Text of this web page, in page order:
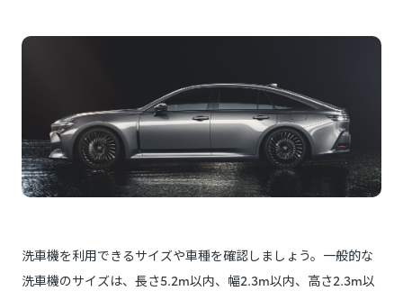
洗車機を利用できるサイズや車種を確認しましょう。一般的な
洗車機のサイズは、長さ5.2m以内、幅2.3m以内、高さ2.3m以